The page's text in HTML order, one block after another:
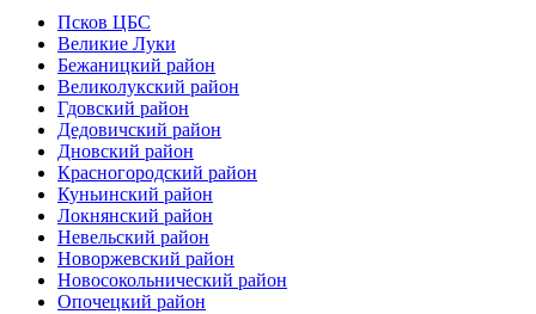
Псков ЦБС
Великие Луки
Бежаницкий район
Великолукский район
Гдовский район
Дедовичский район
Дновский район
Красногородский район
Куньинский район
Локнянский район
Невельский район
Новоржевский район
Новосокольнический район
Опочецкий район